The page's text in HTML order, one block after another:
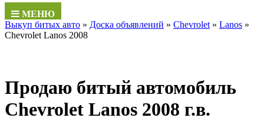
МЕНЮ
Выкуп битых авто » Доска объявлений » Chevrolet » Lanos »
Chevrolet Lanos 2008
Продаю битый автомобиль
Chevrolet Lanos 2008 г.в.